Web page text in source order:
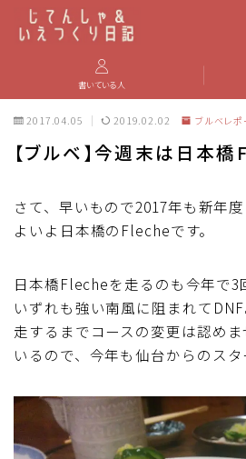
PBP(Paris-Brest-Paris)
パーツのインプレ・カスタマイズ
iGPSPORT
カステリ
ディスクブレーキ
書いている人
2017.04.05 2019.02.02 ブルベレ
【ブルベ】今週末は日本
さて、早いもので2017年も新年
よいよ日本橋のFlecheです。
日本橋Flecheを走るのも今年で3
いずれも強い南風に阻まれて
走するまでコースの変更は認め
いるので、今年も仙台からのスタ